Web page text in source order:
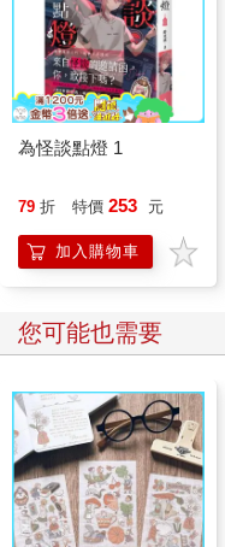
為怪談點燈 1
79 折 特價 253 元
加入購物車
您可能也需要